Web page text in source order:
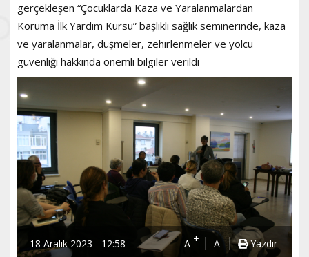
gerçekleşen “Çocuklarda Kaza ve Yaralanmalardan
Koruma İlk Yardım Kursu” başlıklı sağlık seminerinde, kaza
ve yaralanmalar, düşmeler, zehirlenmeler ve yolcu
güvenliği hakkında önemli bilgiler verildi
18 Aralık 2023 - 12:58 A + A- Yazdır